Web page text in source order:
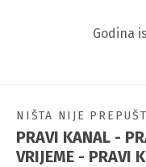
Godina
NIŠTA NIJE
PRAVI KANAL -
VRIJEME - PRAVI